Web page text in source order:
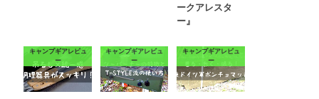
ークアレスタ
ー』
キャンプギアレビュ
ー
キャンプギアレビュ
ー
キャンプギアレビュ
ー